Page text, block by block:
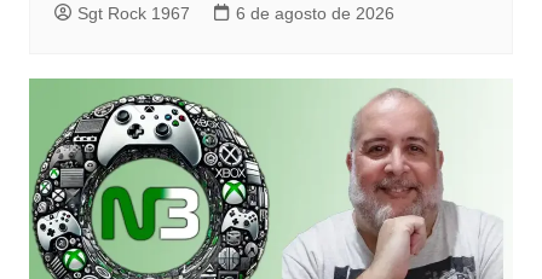
Sgt Rock 1967 6 de agosto de 2026